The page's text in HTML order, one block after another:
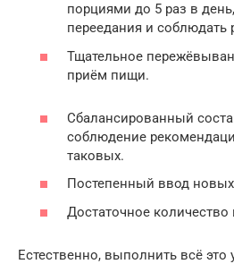
порциями до 5 раз в
переедания и соблюдать
Тщательное
приём пищи.
Сбалансированный
соблюдение
таковых.
Постепенный ввод новых
Достаточное
Естественно, выполнить всё это